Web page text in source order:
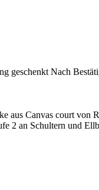
geschenkt Nach
aus Canvas court von
2 an Schultern und